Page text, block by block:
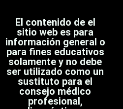
El contenido de el
sitio web es para
información general o
para fines educativos
solamente y no debe
ser utilizado como un
sustituto para el
consejo médico
profesional,